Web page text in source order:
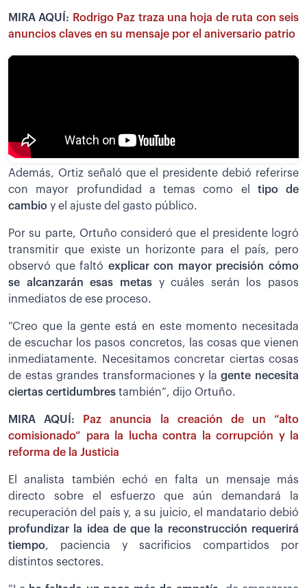
MIRA AQUÍ: Rodrigo Paz traza una hoja de ruta con seis
anuncios claves en su mensaje por el aniversario patrio
Además, Ortiz señaló que el presidente debió referirse
con mayor profundidad a temas como el tipo de
cambio y el ajuste del gasto público.
Por su parte, Ortuño consideró que el presidente logró
transmitir que existe un horizonte para el país, pero
observó que faltó explicar con mayor precisión cómo
se alcanzarán esas metasy cuáles serán los pasos
inmediatos de ese proceso.
”Creo que la gente está en este momento necesitada
de escuchar los pasos concretos, las cosas que vienen
inmediatamente. Necesitamos concretar ciertas cosas
de estas grandes transformaciones y lagente necesita
ciertas certidumbres también”, dijo Ortuño.
MIRA AQUÍ:
Paz anuncia la creación de un “alto
comisionado” para la lucha contra la corrupción y la
reforma de la Justicia
El analista también echó en falta un mensaje más
directo sobre el esfuerzo que aún demandará la
recuperación del país y, a su juicio, el mandatario debió
profundizar la idea de que la reconstrucción requerirá
tiempo, paciencia y sacrificios compartidos por
distintos sectores.